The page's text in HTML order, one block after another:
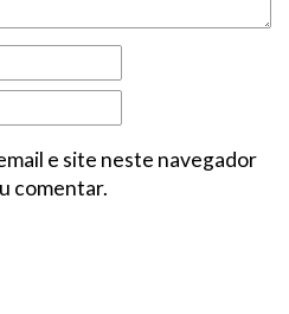
e site neste navegador
comentar.